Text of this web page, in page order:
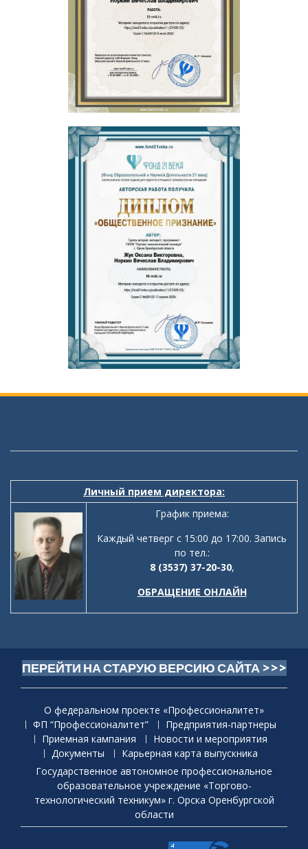
Личный прием директора:
График приема:
Каждый четверг с 15:00 до 17:00. Запись
по тел.:
8 (3537) 37-20-30,
ОБРАЩЕНИЕ ОНЛАЙН
ПЕРЕЙТИ НА СТАРУЮ ВЕРСИЮ САЙТА >>>
О федеральном проекте «Профессионалитет»
ФП “Профессионалитет”
Предприятия-партнеры
Приемная кaмпания
Новости и мероприятия
Документы
Карьерная карта выпускника
Государственное автономное профессиональное
образовательное учреждение «Торгово-
технологический техникум» г. Орска Оренбургской
области